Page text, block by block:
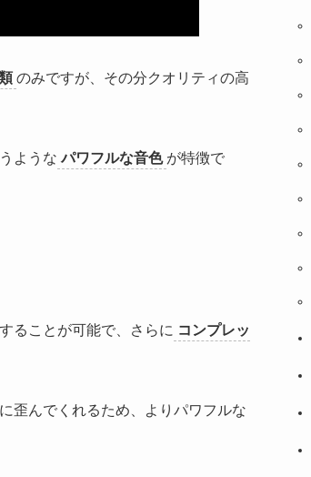
のみですが、その分クオリティの高
ような パワフルな音色 が特徴で
ることが可能で、さらに コンプレッ
歪んでくれるため、よりパワフルな